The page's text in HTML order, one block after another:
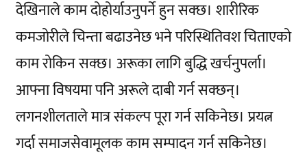
देखिनाले काम दोहोर्याउनुपर्ने हुन सक्छ। शारीरिक
कमजोरीले चिन्ता बढाउनेछ भने परिस्थितिवश चिताएको
काम रोकिन सक्छ। अरूका लागि बुद्धि खर्चनुपर्ला।
आफ्ना विषयमा पनि अरूले दाबी गर्न सक्छन्।
लगनशीलताले मात्र संकल्प पूरा गर्न सकिनेछ। प्रयत्न
गर्दा समाजसेवामूलक काम सम्पादन गर्न सकिनेछ।